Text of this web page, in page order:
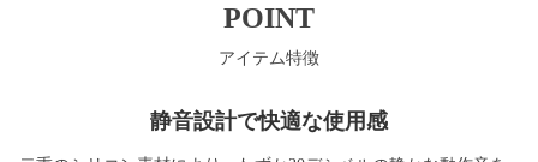
POINT
アイテム特徴
静音設計で快適な使用感